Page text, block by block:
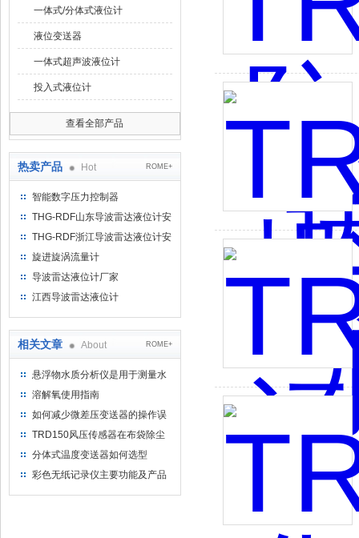
一体式/分体式液位计
液位变送器
一体式超声波液位计
投入式液位计
查看全部产品
热卖产品 Hot ROME+
智能数字压力控制器
THG-RDF山东导波雷达液位计安
装方法
THG-RDF浙江导波雷达液位计安
装方法
旋进旋涡流量计
导波雷达液位计厂家
江西导波雷达液位计
相关文章 About ROME+
悬浮物水质分析仪是用于测量水
中悬浮物浓度的专业设备
溶解氧使用指南
如何减少微差压变送器的操作误
差？
TRD150风压传感器在布袋除尘
器压差控制上的应用
分体式温度变送器如何选型
彩色无纸记录仪主要功能及产品